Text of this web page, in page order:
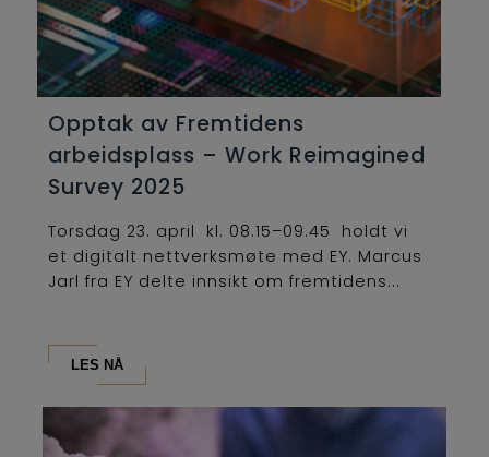
Opptak av Fremtidens
arbeidsplass – Work Reimagined
Survey 2025
Torsdag 23. april kl. 08.15–09.45 holdt vi
et digitalt nettverksmøte med EY. Marcus
Jarl fra EY delte innsikt om fremtidens...
LES NÅ